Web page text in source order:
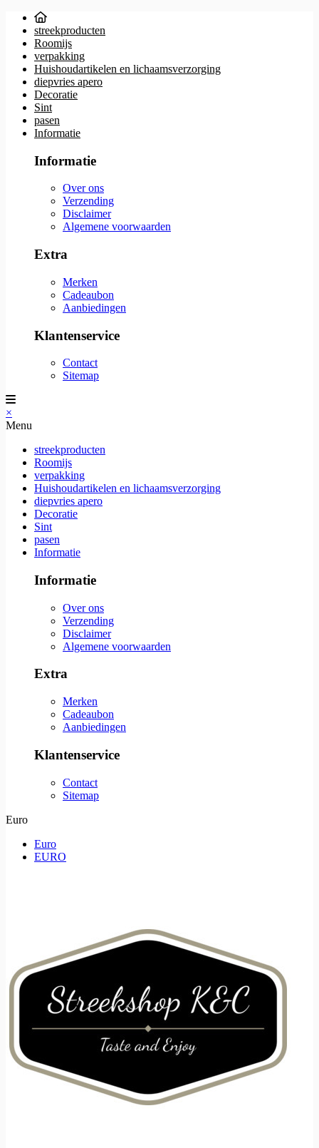
streekproducten
Roomijs
verpakking
Huishoudartikelen en lichaamsverzorging
diepvries apero
Decoratie
Sint
pasen
Informatie
Informatie
Over ons
Verzending
Disclaimer
Algemene voorwaarden
Extra
Merken
Cadeaubon
Aanbiedingen
Klantenservice
Contact
Sitemap
×
Menu
streekproducten
Roomijs
verpakking
Huishoudartikelen en lichaamsverzorging
diepvries apero
Decoratie
Sint
pasen
Informatie
Informatie
Over ons
Verzending
Disclaimer
Algemene voorwaarden
Extra
Merken
Cadeaubon
Aanbiedingen
Klantenservice
Contact
Sitemap
Euro
Euro
EURO